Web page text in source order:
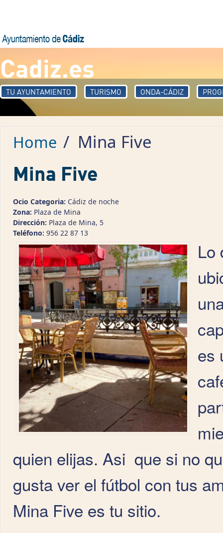
Cadiz.es
TU AYUNTAMIENTO TURISMO ONDA-CÁDIZ
Home / Mina Five
Mina Five
Ocio Categoria: Cádiz de noche
Zona: Plaza de Mina
Dirección: Plaza de Mina, 5
Teléfono: 956 22 87 13
Lo
es
quien elijas. Asi que si no
gusta ver el fútbol con tus
Mina Five es tu sitio.